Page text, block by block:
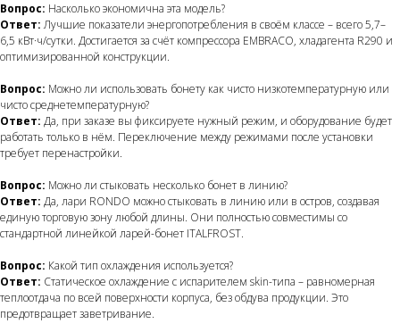
Вопрос: Насколько экономична эта модель?
Ответ:Лучшие показатели энергопотребления в своём классе – всего 5,7–
6,5 кВт·ч/сутки. Достигается за счёт компрессора EMBRACO, хладагента R290 и
оптимизированной конструкции.
Вопрос: Можно ли использовать бонету как чисто низкотемпературную или
чисто среднетемпературную?
Ответ: Да, при заказе вы фиксируете нужный режим, и оборудование будет
работать только в нём. Переключение между режимами после установки
требует перенастройки.
Вопрос: Можно ли стыковать несколько бонет в линию?
Ответ: Да, лари RONDO можно стыковать в линию или в остров, создавая
единую торговую зону любой длины. Они полностью совместимы со
стандартной линейкой ларей-бонет ITALFROST.
Вопрос: Какой тип охлаждения используется?
Ответ: Статическое охлаждение с испарителем skin-типа – равномерная
теплоотдача по всей поверхности корпуса, без обдува продукции. Это
предотвращает заветривание.